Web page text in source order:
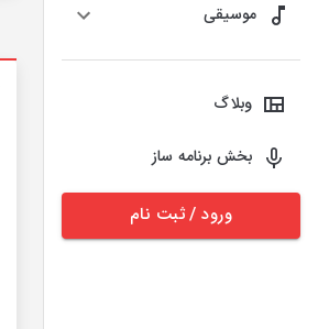
موسیقی
وبلاگ
بخش برنامه ساز
ورود / ثبت نام